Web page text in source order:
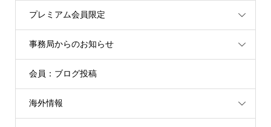
プレミアム会員限定
事務局からのお知らせ
会員：ブログ投稿
海外情報